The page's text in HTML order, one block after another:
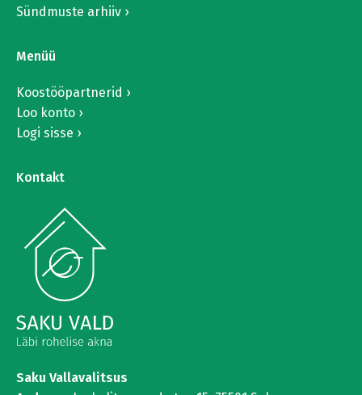
Sündmuste arhiiv
Menüü
Koostööpartnerid
Loo konto
Logi sisse
Kontakt
Saku Vallavalitsus